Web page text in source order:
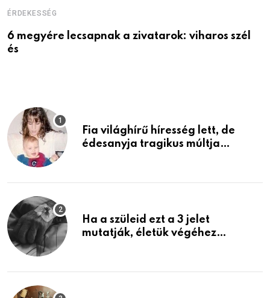
ÉRDEKESSÉG
6 megyére lecsapnak a zivatarok: viharos szél
és
Fia világhírű híresség lett, de
édesanyja tragikus múltja
Ha a szüleid ezt a 3 jelet
mutatják, életük végéhez